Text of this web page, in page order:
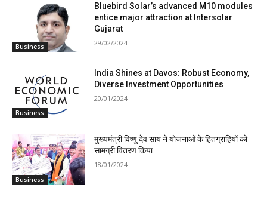
Business
Bluebird Solar’s advanced M10 modules
entice major attraction at Intersolar
Gujarat
29/02/2024
Business
India Shines at Davos: Robust Economy,
Diverse Investment Opportunities
20/01/2024
Business
मुख्यमंत्री विष्णु देव साय ने योजनाओं के हितग्राहियों को
सामग्री वितरण किया
18/01/2024